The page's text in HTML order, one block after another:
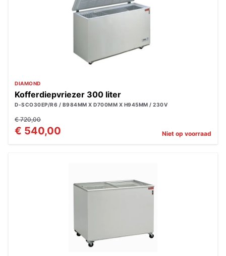
DIAMOND
Kofferdiepvriezer 300 liter
D-SCO30EP/R6 / B984MM X D700MM X H945MM / 230V
€ 720,00
€ 540,00 Niet op voorraad